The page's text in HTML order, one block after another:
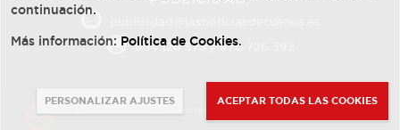
684 126 573/670 726 392
continuación.
Más información: Política de Cookies.
PERSONALIZAR AJUSTES ACEPTAR TODAS LAS COOKIES